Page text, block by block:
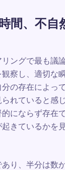
間、不自
ングで最も議
察し、適切な
の存在によっ
れていると感
にならず存在
きているかを
り、半分は数